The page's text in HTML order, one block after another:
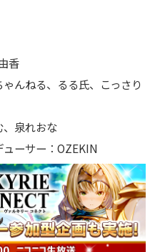
香
んねる、るる氏、こっさり
、泉れおな
ーサー：OZEKIN